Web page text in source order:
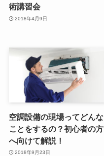
術講習会
2018年4月9日
空調設備の現場ってどんな
ことをするの？初心者の方
へ向けて解説！
2018年9月23日